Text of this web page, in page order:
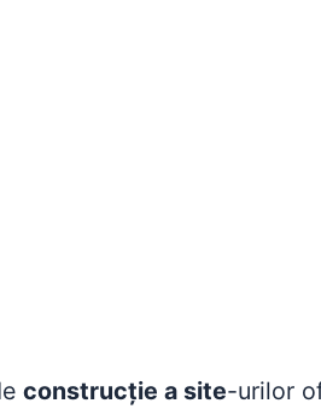
construcție a site-urilor